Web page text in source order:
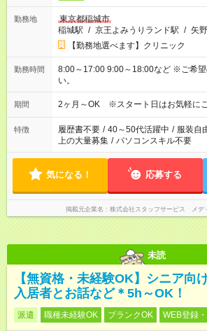
勤務地
東京都稲城市
稲城駅 / 京王よみうりランド駅 / 矢
【勤務地選べます】クリニック
勤務時間
8:00～17:00 9:00～18:00など ※ご希望
い。
期間 2ヶ月～OK ※スタート日はお気軽にご
特徴 履歴書不要 / 40～50代活躍中 / 服装自
上の大量募集 / パソコンスキル不要
気になる！ 応募する
掲載元企業名 株式会社スタッフサービス メデ
未読
【無資格・未経験OK】シニア向
入居者とお話など＊5h～OK！
派遣 職種未経験OK ブランクOK WEB登録